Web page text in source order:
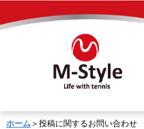
ホーム＞投稿に関するお問い合わせ